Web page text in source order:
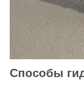
Способы